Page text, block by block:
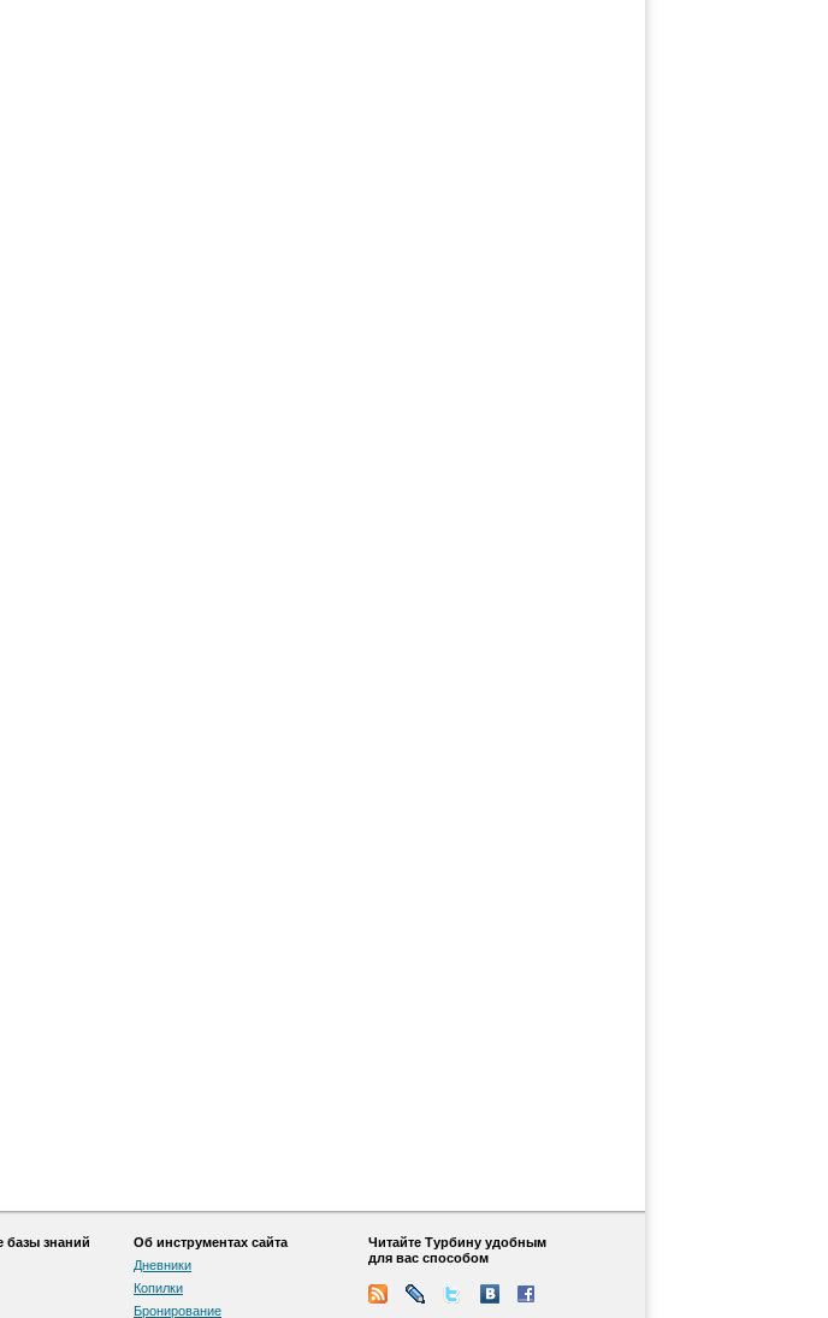
базы знаний
Об инструментах сайта
Дневники
Копилки
Бронирование
Читайте Турбину удобным
для вас способом